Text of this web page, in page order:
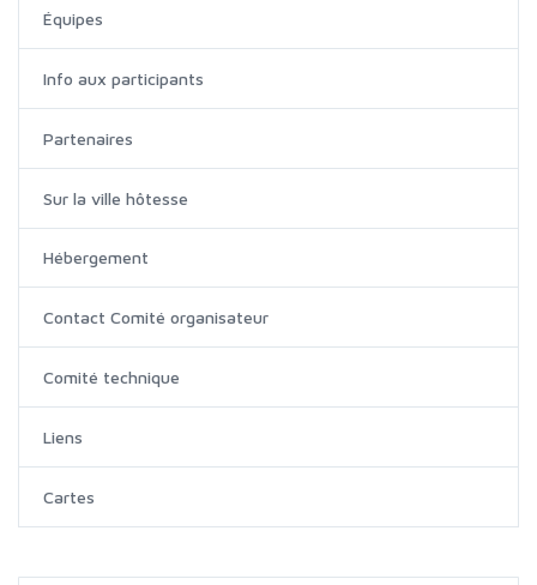
Équipes
Info aux participants
Partenaires
Sur la ville hôtesse
Hébergement
Contact Comité organisateur
Comité technique
Liens
Cartes